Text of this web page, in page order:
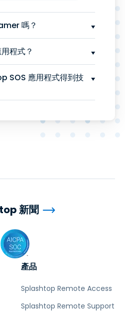
嗎？
程式？
SOS 應用程式得到技
產品
Splashtop Remote Access
Splashtop Remote Support
新聞